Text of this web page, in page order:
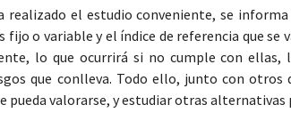
realizado el estudio conveniente, se
fijo o variable y el índice de referencia que se
lo que ocurrirá si no cumple con ellas,
que conlleva. Todo ello, junto con
pueda valorarse, y estudiar otras alternativas